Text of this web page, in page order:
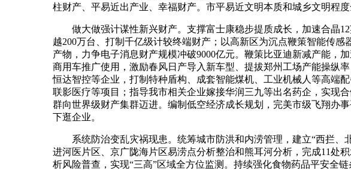
柱财产、平易近出产业、幸福财产。市平易近文明本质和城乡文明程
做大做强计谋性新兴财产。支撑富士康稳步提质成长，加速合晶12
越200万台、打制千亿级计较终端财产；以高新区为沉点鞭策智能传
产物，力争电子消息财产规模冲破9000亿元。鞭策比亚迪新减产能，
商用车推广使用，激励春风日产导入新车型、提拔郑州工场产能操纵
恒达智控等企业，打制特种盾构、成套智能煤机、工业机械人等高端
联影医疗等项目；指导我市相关企业嫁接华润三九等出名药企，实现
群向世界级财产集群迈进。编制低空经济成长规划，完美市级飞翔办
下逛企业。
系统防治变乱灾祸现患。统筹城市防洪和内涝管理，建立“西拦、
进河医片区、京广陇海片区易涝点分析整治和熊耳河分析，完成11处
析风险普查，实现“三高”区域全方位监测。持续强化食物药品平安全